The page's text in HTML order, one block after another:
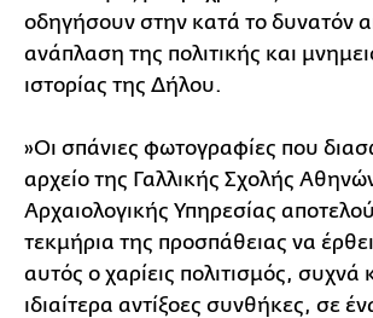
οδηγήσουν στην κατά το δυνατόν
ανάπλαση της πολιτικής και
ιστορίας της Δήλου.
»Οι σπάνιες φωτογραφίες που
αρχείο της Γαλλικής Σχολής
Αρχαιολογικής Υπηρεσίας
τεκμήρια της προσπάθειας να
αυτός ο χαρίεις πολιτισμός,
ιδιαίτερα αντίξοες συνθήκες, σε